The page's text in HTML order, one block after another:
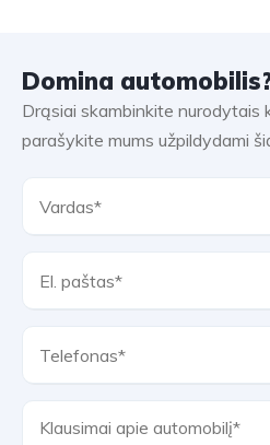
Domina
Drąsiai skambinkite nurodytais
parašykite mums užpildydami